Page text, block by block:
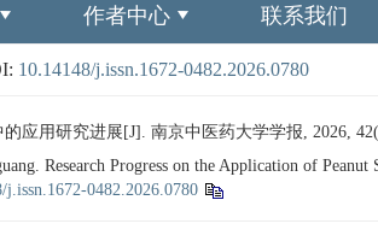
作者中心 联系我们
10.14148/j.issn.1672-0482.2026.0780
应用研究进展[J]. 南京中医药大学学报, 2026,
Research Progress on the Application of
j.issn.1672-0482.2026.0780